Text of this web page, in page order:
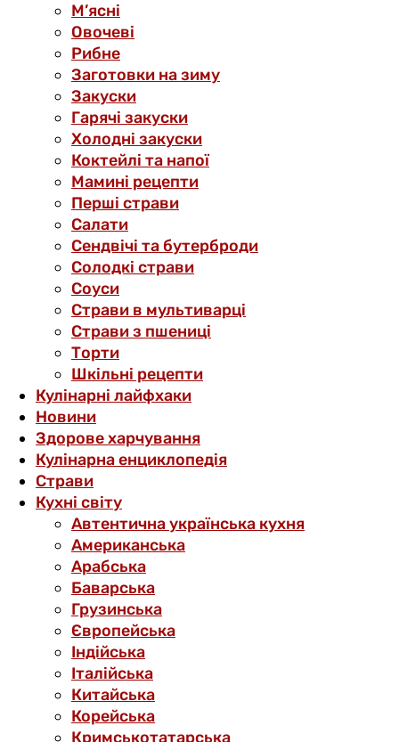
М’ясні
Овочеві
Рибне
Заготовки на зиму
Закуски
Гарячі закуски
Холодні закуски
Коктейлі та напої
Мамині рецепти
Перші страви
Салати
Сендвічі та бутерброди
Солодкі страви
Соуси
Страви в мультиварці
Страви з пшениці
Торти
Шкільні рецепти
Кулінарні лайфхаки
Новини
Здорове харчування
Кулінарна енциклопедія
Страви
Кухні світу
Автентична українська кухня
Американська
Арабська
Баварська
Грузинська
Європейська
Індійська
Італійська
Китайська
Корейська
Кримськотатарська